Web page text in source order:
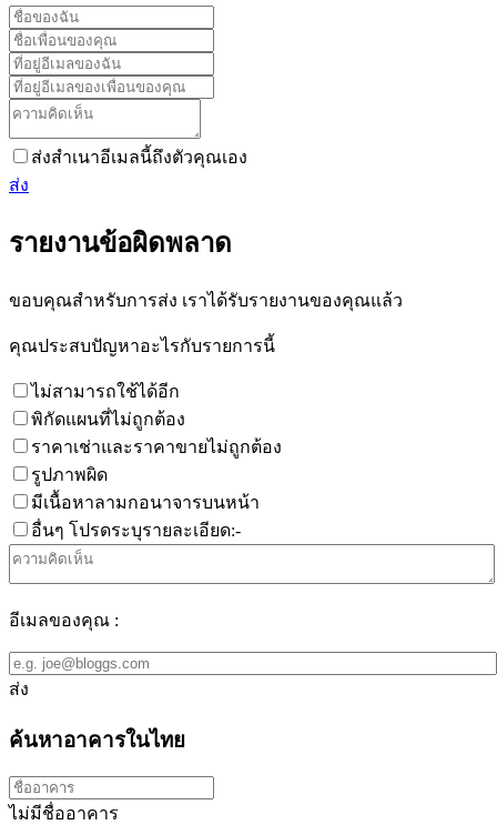
ส่งสำเนาอีเมลนี้ถึงตัวคุณเอง
ส่ง
รายงานข้อผิดพลาด
ขอบคุณสำหรับการส่ง เราได้รับรายงานของคุณแล้ว
คุณประสบปัญหาอะไรกับรายการนี้
ไม่สามารถใช้ได้อีก
พิกัดแผนที่ไม่ถูกต้อง
ราคาเช่าและราคาขายไม่ถูกต้อง
รูปภาพผิด
มีเนื้อหาลามกอนาจารบนหน้า
อื่นๆ โปรดระบุรายละเอียด:-
อีเมลของคุณ :
ส่ง
ค้นหาอาคารในไทย
ไม่มีชื่ออาคาร